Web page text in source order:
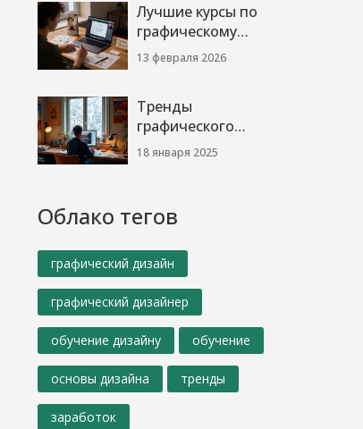
Лучшие курсы по
графическому
дизайну в 2026
году: что реально
13 февраля 2026
Тренды
графического
дизайна: что
ожидает нас в
18 января 2025
Облако тегов
графический дизайн
графический дизайнер
обучение дизайну обучение
основы дизайна тренды
заработок